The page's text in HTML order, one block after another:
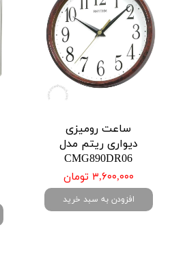
ساعت رومیزی
دیواری ریتم مدل
CMG890DR06
۳,۶۰۰,۰۰۰ تومان
افزودن به سبد خرید